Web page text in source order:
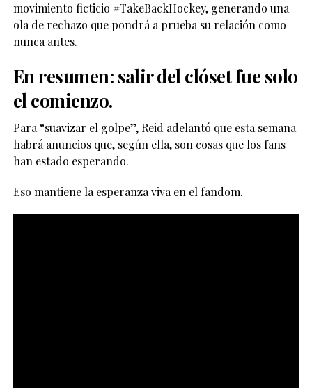
movimiento ficticio #TakeBackHockey, generando una
ola de rechazo que pondrá a prueba su relación como
nunca antes.
En resumen: salir del clóset fue solo
el comienzo.
Para “suavizar el golpe”, Reid adelantó que esta semana
habrá anuncios que, según ella, son cosas que los fans
han estado esperando.
Eso mantiene la esperanza viva en el fandom.